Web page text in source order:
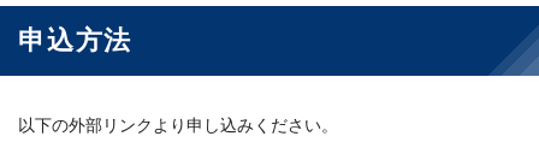
申込方法
以下の外部リンクより申し込みください。